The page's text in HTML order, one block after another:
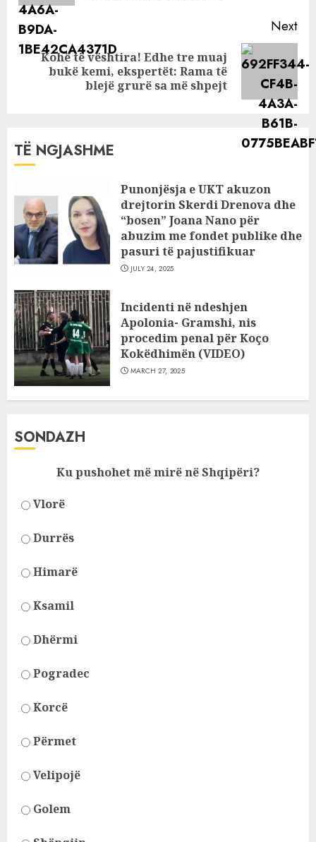
Next
Next
Kohë të vështira! Edhe tre muaj
bukë kemi, ekspertët: Rama të
blejë grurë sa më shpejt
TË NGJASHME
Punonjësja e UKT akuzon
drejtorin Skerdi Drenova dhe
“bosen” Joana Nano për
abuzim me fondet publike dhe
pasuri të pajustifikuar
JULY 24, 2025
Incidenti në ndeshjen
Apolonia- Gramshi, nis
procedim penal për Koço
Kokëdhimën (VIDEO)
MARCH 27, 2025
SONDAZH
Ku pushohet më mirë në Shqipëri?
Vlorë
Durrës
Himarë
Ksamil
Dhërmi
Pogradec
Korcë
Përmet
Velipojë
Golem